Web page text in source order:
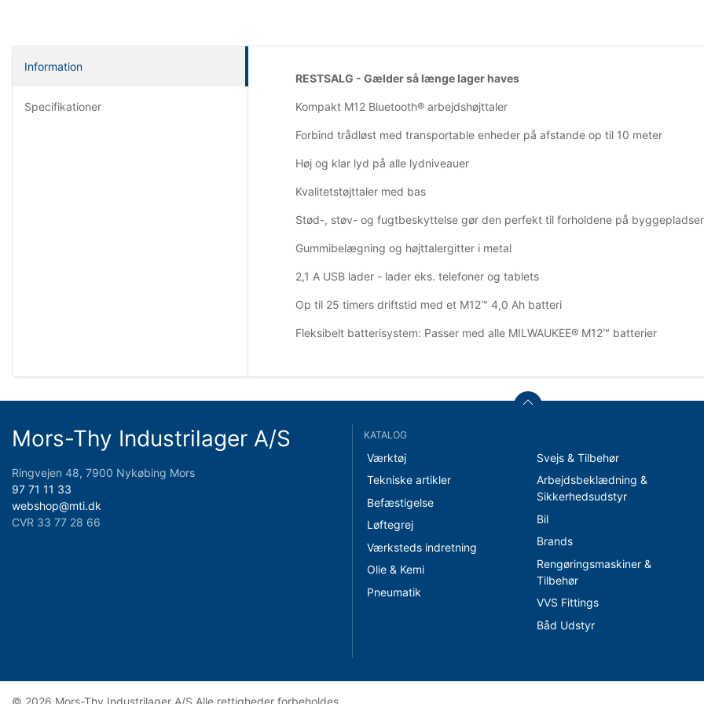
Information
Specifikationer
RESTSALG - Gælder så længe lager haves
Kompakt M12 Bluetooth® arbejdshøjttaler
Forbind trådløst med transportable enheder på afstande op til 10 meter
Høj og klar lyd på alle lydniveauer
Kvalitetstøjttaler med bas
Stød-, støv- og fugtbeskyttelse gør den perfekt til forholdene på
Gummibelægning og højttalergitter i metal
2,1 A USB lader - lader eks. telefoner og tablets
Op til 25 timers driftstid med et M12™ 4,0 Ah batteri
Fleksibelt batterisystem: Passer med alle MILWAUKEE® M12™ batterier
Mors-Thy Industrilager A/S
Ringvejen 48, 7900 Nykøbing Mors
97 71 11 33
webshop@mti.dk
CVR 33 77 28 66
KATALOG
Værktøj
Tekniske artikler
Befæstigelse
Løftegrej
Værksteds indretning
Olie & Kemi
Pneumatik
Svejs & Tilbehør
Arbejdsbeklædning &
Sikkerhedsudstyr
Bil
Brands
Rengøringsmaskiner &
Tilbehør
VVS Fittings
Båd Udstyr